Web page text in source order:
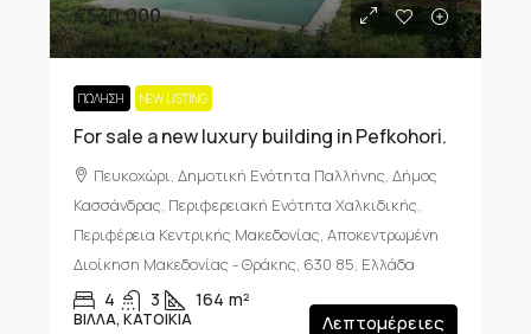
€530,000
ΠΏΛΗΣΗ NEW LISTING
For sale a new luxury building in Pefkohori.
Πευκοχώρι, Δημοτική Ενότητα Παλλήνης, Δήμος
Κασσάνδρας, Περιφερειακή Ενότητα Χαλκιδικής,
Περιφέρεια Κεντρικής Μακεδονίας, Αποκεντρωμένη
Διοίκηση Μακεδονίας - Θράκης, 630 85, Ελλάδα
4 3 164 m²
ΒΊΛΛΑ, ΚΑΤΟΙΚΊΑ Λεπτομέρειες